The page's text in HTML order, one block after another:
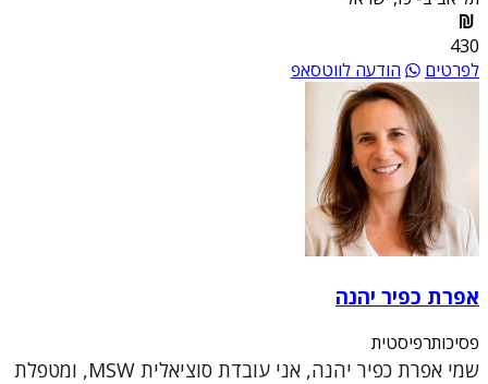
430
לפרטים
הודעה לווטסאפ
אפרת כפיר יהנה
פסיכותרפיסטית
שמי אפרת כפיר יהנה, אני עובדת סוציאלית MSW, ומטפלת